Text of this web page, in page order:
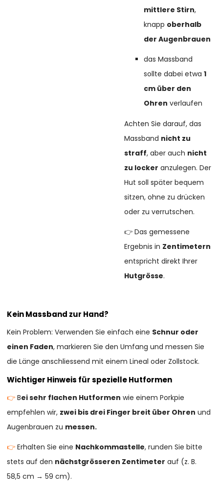
mittlere Stirn,
knapp oberhalb
der Augenbrauen
das Massband
sollte dabei etwa1
cm über den
Ohren verlaufen
Achten Sie darauf, das
Massband nicht zu
straff, aber auch nicht
zu locker anzulegen. Der
Hut soll später bequem
sitzen, ohne zu drücken
oder zu verrutschen.
👉 Das gemessene
Ergebnis in Zentimetern
entspricht direkt Ihrer
Hutgrösse.
Kein Massband zur Hand?
Kein Problem: Verwenden Sie einfach eine Schnur oder
einen Faden, markieren Sie den Umfang und messen Sie
die Länge anschliessend mit einem Lineal oder Zollstock.
Wichtiger Hinweis für spezielle Hutformen
👉Bei sehr flachen Hutformen wie einem Porkpie
empfehlen wir, zwei bis drei Finger breit über Ohren und
Augenbrauen zu messen.
👉Erhalten Sie eine Nachkommastelle, runden Sie bitte
stets auf den nächstgrösseren Zentimeter auf (z. B.
58,5 cm → 59 cm).